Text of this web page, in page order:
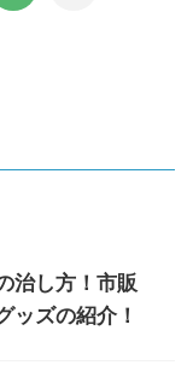
治し方！市販
ッズの紹介！